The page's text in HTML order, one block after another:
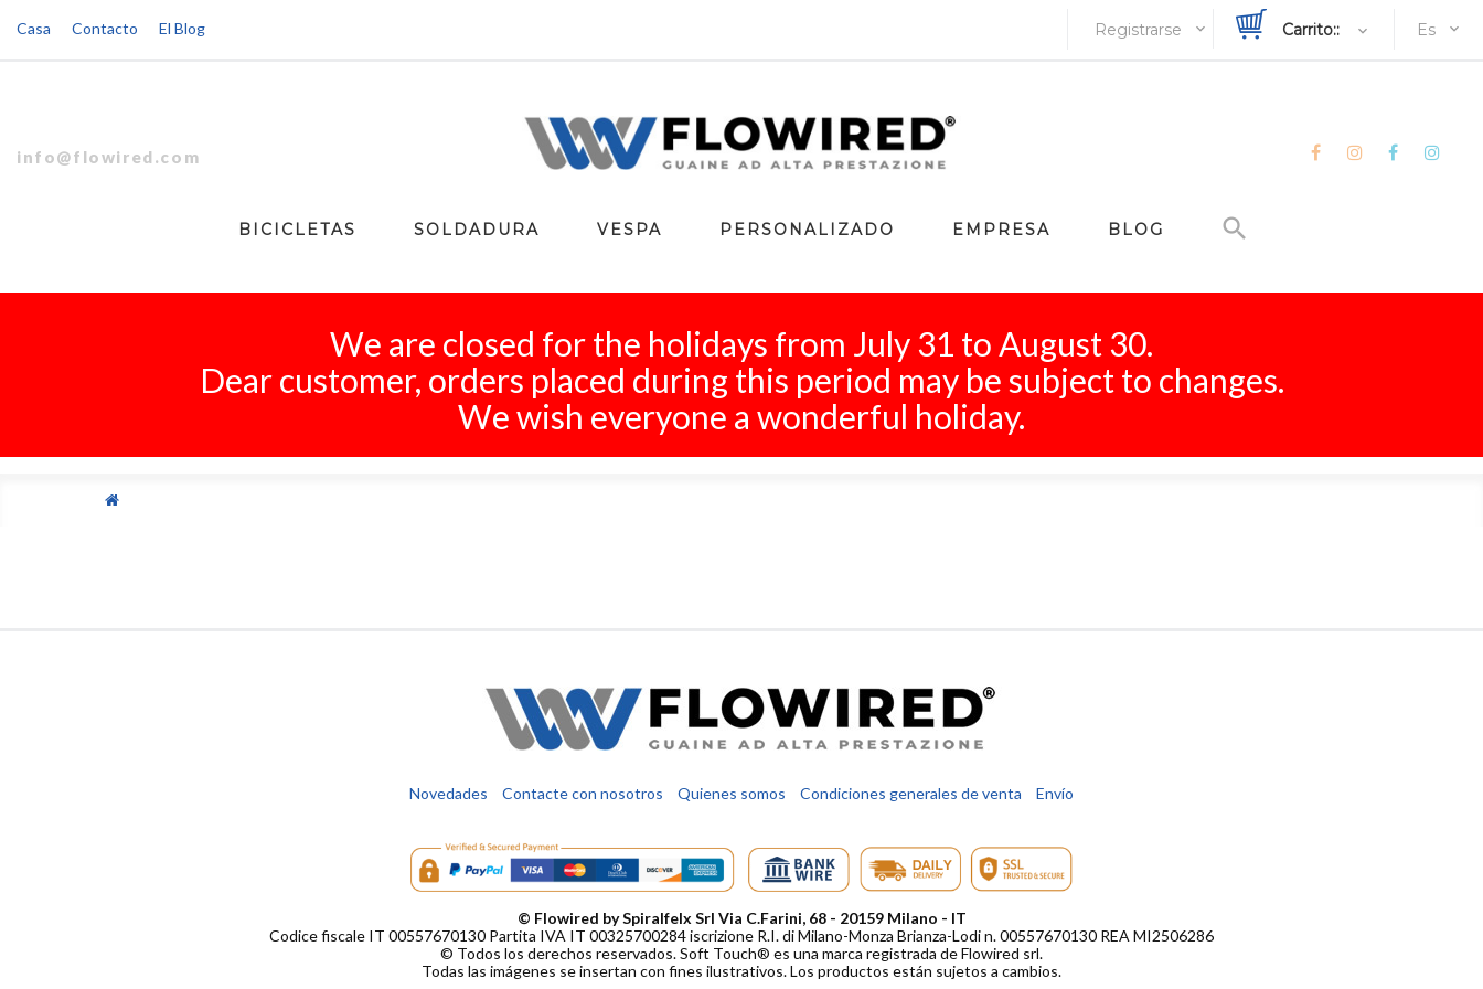
Casa Contacto El Blog Es
Carrito::
Registrarse
info@flowired.com
BICICLETAS SOLDADURA VESPA PERSONALIZADO EMPRESA BLOG
We are closed for the holidays from July 31 to August 30.
Dear customer, orders placed during this period may be subject to changes.
We wish everyone a wonderful holiday.
Novedades Contacte con nosotros Quienes somos Condiciones generales de venta Envío
© Flowired by Spiralfelx Srl Via C.Farini, 68 - 20159 Milano - IT
Codice fiscale IT 00557670130 Partita IVA IT 00325700284 iscrizione R.I. di Milano-Monza Brianza-Lodi n. 00557670130 REA MI2506286
© Todos los derechos reservados. Soft Touch® es una marca registrada de Flowired srl.
Todas las imágenes se insertan con fines ilustrativos. Los productos están sujetos a cambios.